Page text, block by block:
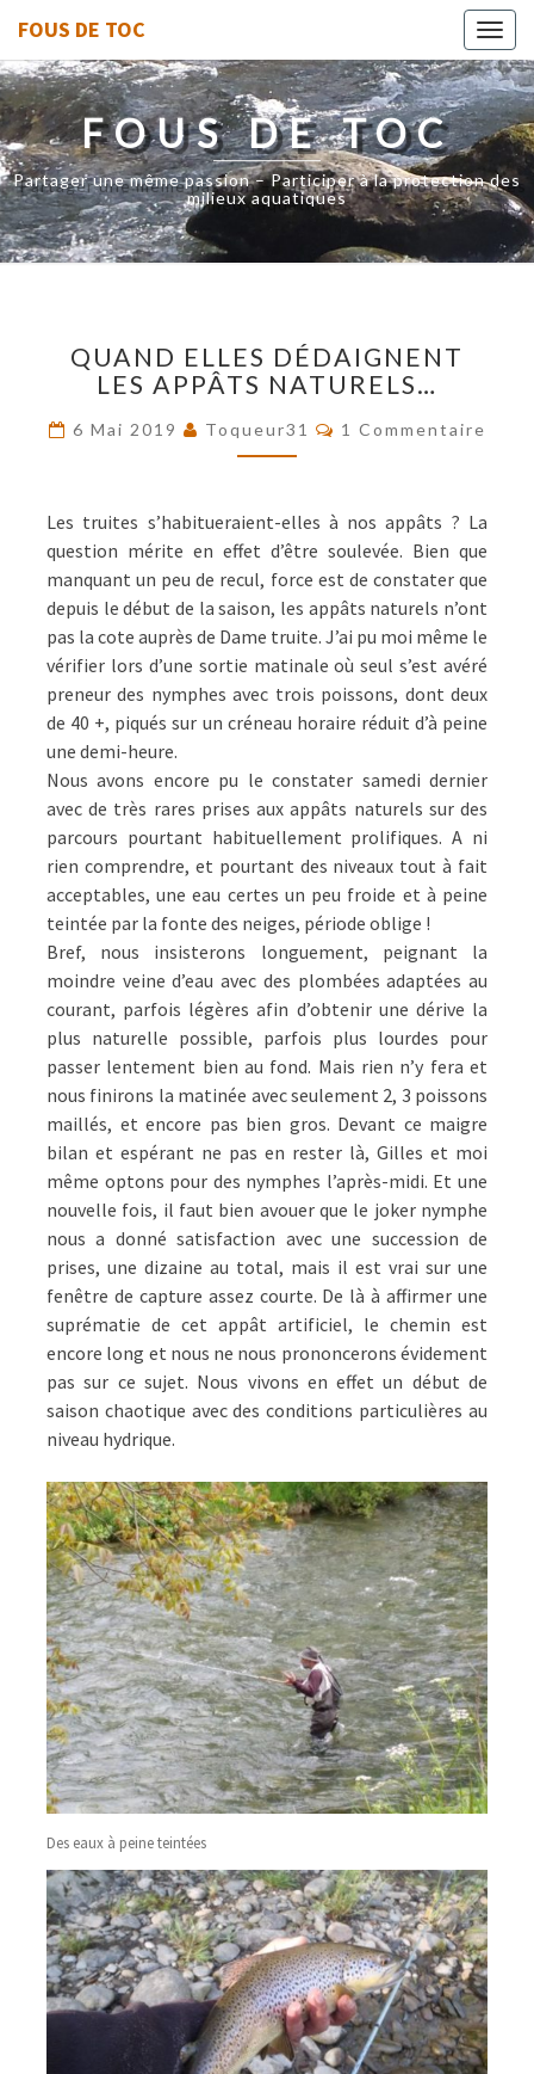
FOUS DE TOC
FOUS DE TOC
Partager une même passion – Participer à la protection des
milieux aquatiques
ELLES
DÉDAIGNENT
APPÂTS
NATURELS…
QUAND ELLES DÉDAIGNENT
LES APPÂTS NATURELS…
6 Mai 2019 Toqueur31 Commentaires
1 Commentaire
Les truites s’habitueraient-elles à nos appâts ? La
question mérite en effet d’être soulevée. Bien que
manquant un peu de recul, force est de constater que
depuis le début de la saison, les appâts naturels n’ont
pas la cote auprès de Dame truite. J’ai pu moi même le
vérifier lors d’une sortie matinale où seul s’est avéré
preneur des nymphes avec trois poissons, dont deux
de 40 +, piqués sur un créneau horaire réduit d’à peine
une demi-heure.
Nous avons encore pu le constater samedi dernier
avec de très rares prises aux appâts naturels sur des
parcours pourtant habituellement prolifiques. A ni
rien comprendre, et pourtant des niveaux tout à fait
acceptables, une eau certes un peu froide et à peine
teintée par la fonte des neiges, période oblige !
Bref, nous insisterons longuement, peignant la
moindre veine d’eau avec des plombées adaptées au
courant, parfois légères afin d’obtenir une dérive la
plus naturelle possible, parfois plus lourdes pour
passer lentement bien au fond. Mais rien n’y fera et
nous finirons la matinée avec seulement 2, 3 poissons
maillés, et encore pas bien gros. Devant ce maigre
bilan et espérant ne pas en rester là, Gilles et moi
même optons pour des nymphes l’après-midi. Et une
nouvelle fois, il faut bien avouer que le joker nymphe
nous a donné satisfaction avec une succession de
prises, une dizaine au total, mais il est vrai sur une
fenêtre de capture assez courte. De là à affirmer une
suprématie de cet appât artificiel, le chemin est
encore long et nous ne nous prononcerons évidement
pas sur ce sujet. Nous vivons en effet un début de
saison chaotique avec des conditions particulières au
niveau hydrique.
Des eaux à peine teintées